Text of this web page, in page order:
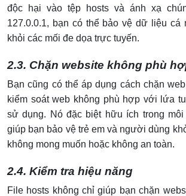
độc hại vào tệp hosts và ánh xạ
127.0.0.1, bạn có thể bảo vệ dữ liệu cá
khỏi các mối đe dọa trực tuyến.
2.3. Chặn website không phù
Bạn cũng có thể áp dụng cách chặn
kiểm soát web không phù hợp với lứa
sử dụng. Nó đặc biệt hữu ích trong
giúp bạn bảo vệ trẻ em và người dùng
không mong muốn hoặc không an toàn.
2.4. Kiểm tra hiệu năng
File hosts không chỉ giúp bạn chặn